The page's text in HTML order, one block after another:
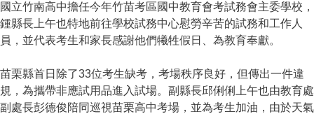
國立竹南高中擔任今年竹苗考區國中教育會考試務會主委學校，
鍾縣長上午也特地前往學校試務中心慰勞辛苦的試務和工作人
員，並代表考生和家長感謝他們犧牲假日、為教育奉獻。
苗栗縣首日除了33位考生缺考，考場秩序良好，但傳出一件違
規，為攜帶非應試用品進入試場。副縣長邱俐俐上午也由教育處
副處長彭德俊陪同巡視苗栗高中考場，並為考生加油，由於天氣